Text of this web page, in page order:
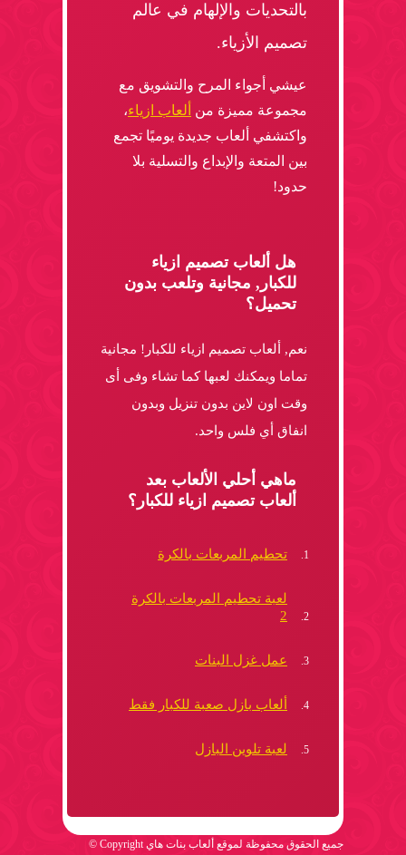
بالتحديات والإلهام في عالم
تصميم الأزياء.
عيشي أجواء المرح والتشويق مع
مجموعة مميزة من ألعاب ازياء،
واكتشفي ألعاب جديدة يوميًا تجمع
بين المتعة والإبداع والتسلية بلا
حدود!
هل ألعاب تصميم ازياء
للكبار, مجانية وتلعب بدون
تحميل؟
نعم, ألعاب تصميم ازياء للكبار! مجانية
تماما ويمكنك لعبها كما تشاء وفى أى
وقت اون لاين بدون تنزيل وبدون
انفاق أي فلس واحد.
ماهي أحلي الألعاب بعد
ألعاب تصميم ازياء للكبار؟
تحطيم المربعات بالكرة
لعبة تحطيم المربعات بالكرة
2
عمل غزل البنات
ألعاب بازل صعبة للكبار فقط
لعبة تلوين البازل
جميع الحقوق محفوظة لموقع ألعاب بنات هاي Copyright ©